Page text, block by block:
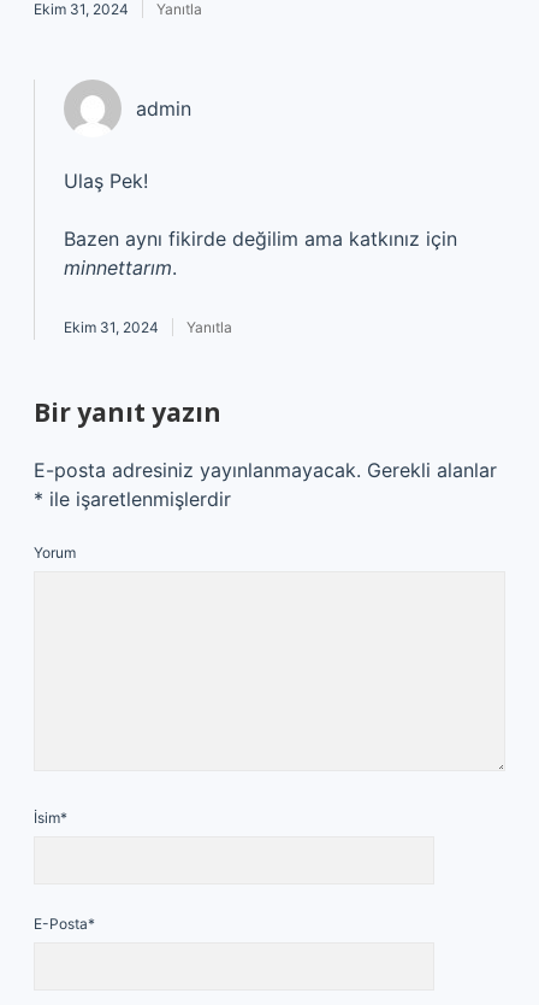
Ekim 31, 2024 Yanıtla
admin
Ulaş Pek!
Bazen aynı fikirde değilim ama katkınız için
minnettarım.
Ekim 31, 2024 Yanıtla
Bir yanıt yazın
E-posta adresiniz yayınlanmayacak. Gerekli alanlar
* ile işaretlenmişlerdir
Yorum
İsim*
E-Posta*